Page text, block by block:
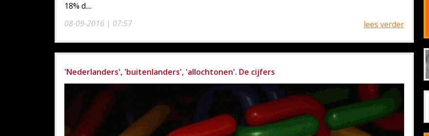
08-09-2016 | 07:57
18% d....
lees verder
'Nederlanders', 'buitenlanders', 'allochtonen'. De cijfers